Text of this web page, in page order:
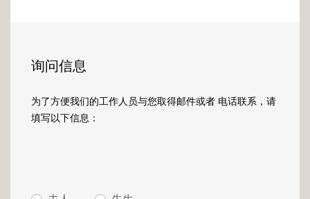
询问信息
为了方便我们的工作人员与您取得邮件或者 电话联系，请
填写以下信息：